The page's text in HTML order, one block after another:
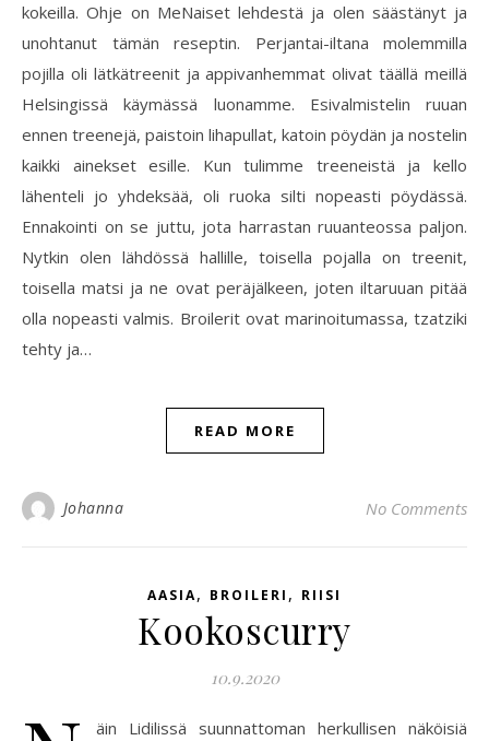
kokeilla. Ohje on MeNaiset lehdestä ja olen säästänyt ja
unohtanut tämän reseptin. Perjantai-iltana molemmilla
pojilla oli lätkätreenit ja appivanhemmat olivat täällä meillä
Helsingissä käymässä luonamme. Esivalmistelin ruuan
ennen treenejä, paistoin lihapullat, katoin pöydän ja nostelin
kaikki ainekset esille. Kun tulimme treeneistä ja kello
lähenteli jo yhdeksää, oli ruoka silti nopeasti pöydässä.
Ennakointi on se juttu, jota harrastan ruuanteossa paljon.
Nytkin olen lähdössä hallille, toisella pojalla on treenit,
toisella matsi ja ne ovat peräjälkeen, joten iltaruuan pitää
olla nopeasti valmis. Broilerit ovat marinoitumassa, tzatziki
tehty ja…
READ MORE
Johanna No Comments
AASIA, BROILERI , RIISI
Kookoscurry
10.9.2020
äin Lidilissä suunnattoman herkullisen näköisiä